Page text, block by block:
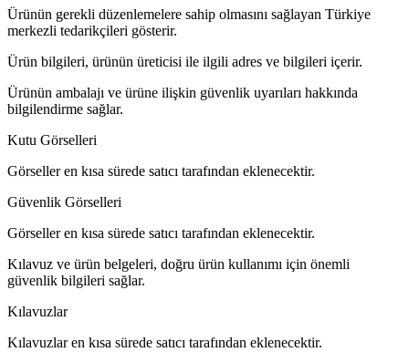
Ürünün gerekli düzenlemelere sahip olmasını sağlayan Türkiye
merkezli tedarikçileri gösterir.
Ürün bilgileri, ürünün üreticisi ile ilgili adres ve bilgileri içerir.
Ürünün ambalajı ve ürüne ilişkin güvenlik uyarıları hakkında
bilgilendirme sağlar.
Kutu Görselleri
Görseller en kısa sürede satıcı tarafından eklenecektir.
Güvenlik Görselleri
Görseller en kısa sürede satıcı tarafından eklenecektir.
Kılavuz ve ürün belgeleri, doğru ürün kullanımı için önemli
güvenlik bilgileri sağlar.
Kılavuzlar
Kılavuzlar en kısa sürede satıcı tarafından eklenecektir.